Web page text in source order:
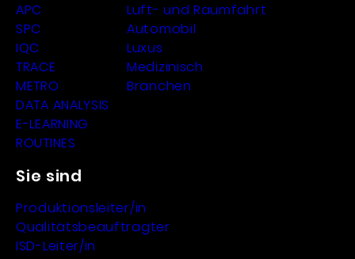
APC
SPC
IQC
TRACE
METRO
DATA ANALYSIS
E-LEARNING
ROUTINES
Luft- und Raumfahrt
Automobil
Luxus
Medizinisch
Branchen
Sie sind
Produktionsleiter/in
Qualitätsbeauftragter
ISD-Leiter/in